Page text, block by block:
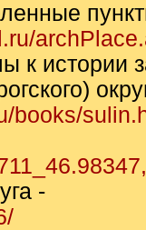
к истории
books/
-